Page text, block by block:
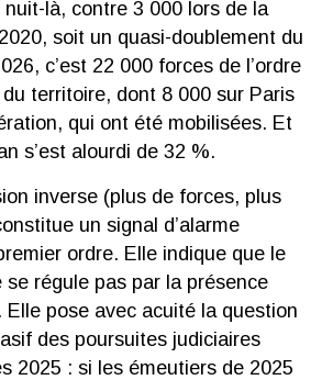
là, contre 3 000 lors de la
soit un quasi-doublement du
c’est 22 000 forces de l’ordre
du territoire, dont 8 000 sur Paris
qui ont été mobilisées. Et
s’est alourdi de 32 %.
inverse (plus de forces, plus
un signal d’alarme
ordre. Elle indique que le
se régule pas par la présence
Elle pose avec acuité la question
des poursuites judiciaires
2025 : si les émeutiers de 2025